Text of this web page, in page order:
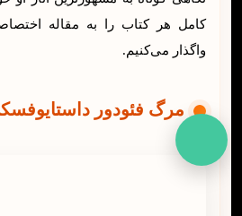
کامل هر کتاب را به مقاله
واگذار می‌کنیم.
مرگ فئودور